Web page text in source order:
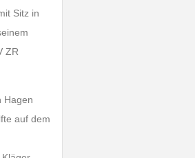
Sitz in
ZR
Hagen
auf dem